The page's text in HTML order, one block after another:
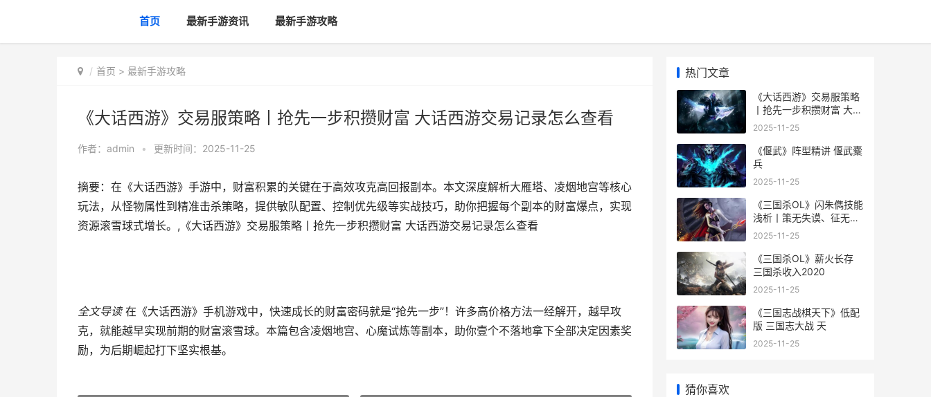
首页 最新手游资讯 最新手游攻略
首页 > 最新手游攻略
《大话西游》交易服策略丨抢先一步积攒财富 大话西游交易记录怎么查看
作者： admin • 更新时间：2025-11-25
摘要：在《大话西游》手游中，财富积累的关键在于高效攻克高回报副本。本文深度解析大雁塔、凌烟地宫等核心
玩法，从怪物属性到精准击杀策略，提供敏队配置、控制优先级等实战技巧，助你把握每个副本的财富爆点，实现
资源滚雪球式增长。,《大话西游》交易服策略丨抢先一步积攒财富 大话西游交易记录怎么查看
全文导读在《大话西游》手机游戏中，快速成长的财富密码就是“抢先一步”！许多高价格方法一经解开，越早攻
克，就能越早实现前期的财富滚雪球。本篇包含凌烟地宫、心魔试炼等副本，助你壹个不落地拿下全部决定因素奖
励，为后期崛起打下坚实根基。
热门文章
《大话西游》交易服策略
丨抢先一步积攒财富 大话
西游交易记录怎么查看
2025-11-25
《偃武》阵型精讲 偃武櫜
兵
2025-11-25
《三国杀OL》闪朱儁技能
浅析丨策无失谟、征无遗
虑的将领 三国杀 闪
2025-11-25
《三国杀OL》薪火长存
三国杀收入2020
2025-11-25
《三国志战棋天下》低配
版 三国志大战 天
2025-11-25
猜你喜欢